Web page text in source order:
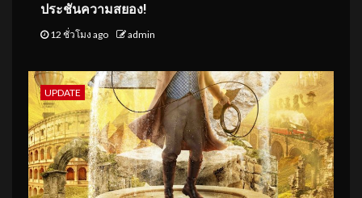
ประชันความสยอง!
12 ชั่วโมง ago admin
UPDATE